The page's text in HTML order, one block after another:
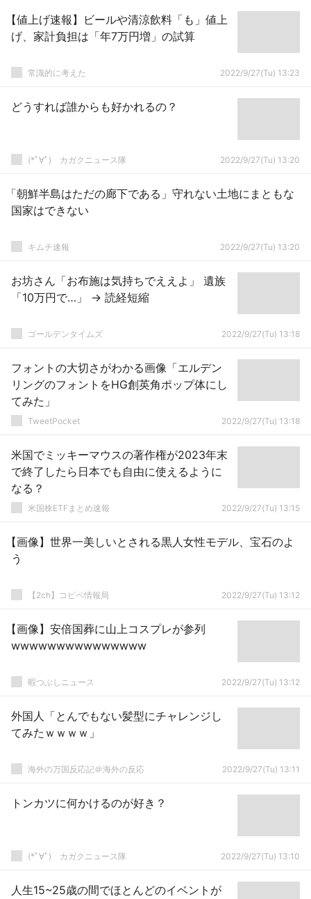
【値上げ速報】ビールや清涼飲料「も」値上
げ、家計負担は「年7万円増」の試算
常識的に考えた 2022/9/27(Tu) 13:23
どうすれば誰からも好かれるの？
(*ﾟ∀ﾟ)ゞカガクニュース隊 2022/9/27(Tu) 13:20
「朝鮮半島はただの廊下である」守れない土地にまともな
国家はできない
キムチ速報 2022/9/27(Tu) 13:20
お坊さん「お布施は気持ちでええよ」 遺族
「10万円で…」 → 読経短縮
ゴールデンタイムズ 2022/9/27(Tu) 13:18
フォントの大切さがわかる画像「エルデン
リングのフォントをHG創英角ポップ体にし
てみた」
TweetPocket 2022/9/27(Tu) 13:18
米国でミッキーマウスの著作権が2023年末
で終了したら日本でも自由に使えるように
なる？
米国株ETFまとめ速報 2022/9/27(Tu) 13:15
【画像】世界一美しいとされる黒人女性モデル、宝石のよ
う
【2ch】コピペ情報局 2022/9/27(Tu) 13:12
【画像】安倍国葬に山上コスプレが参列
wwwwwwwwwwwwwww
暇つぶしニュース 2022/9/27(Tu) 13:12
外国人「とんでもない髪型にチャレンジし
てみたｗｗｗｗ」
海外の万国反応記＠海外の反応 2022/9/27(Tu) 13:11
トンカツに何かけるのが好き？
(*ﾟ∀ﾟ)ゞカガクニュース隊 2022/9/27(Tu) 13:10
人生15~25歳の間でほとんどのイベントが